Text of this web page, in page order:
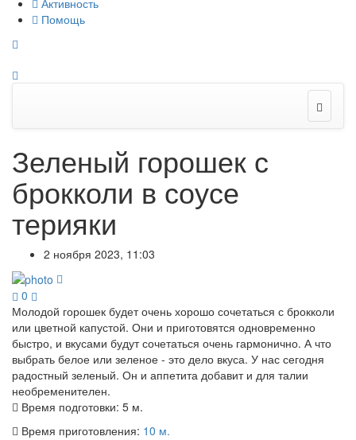
Активность
Помощь
Зеленый горошек с
брокколи в соусе
терияки
2 ноября 2023, 11:03
0
Молодой горошек будет очень хорошо сочетаться с брокколи
или цветной капустой. Они и приготовятся одновременно
быстро, и вкусами будут сочетаться очень гармонично. А что
выбрать белое или зеленое - это дело вкуса. У нас сегодня
радостный зеленый. Он и аппетита добавит и для талии
необременителен.
Время подготовки: 5 м.
Время приготовления: 10 м.